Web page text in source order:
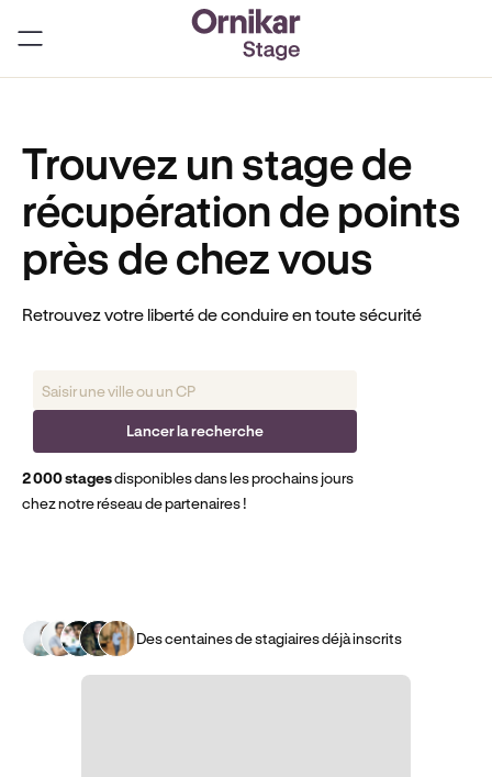
Trouvez un stage de
récupération de points
près de chez vous
Retrouvez votre liberté de conduire en toute sécurité
‍Lancer la recherche
2 000 stagesdisponibles dans les prochains jours
chez notre réseau de partenaires !
Des centaines de stagiaires déjà inscrits